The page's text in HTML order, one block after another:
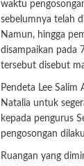
waktu
sebelumnya telah
Namun, hingga
disampaikan pada
tersebut disebut
Pendeta Lee Salim
Natalia untuk
kepada pengurus
pengosongan
Ruangan yang